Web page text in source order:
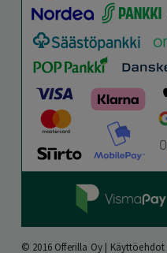
© 2016 Offerilla Oy | Käyttöehdot